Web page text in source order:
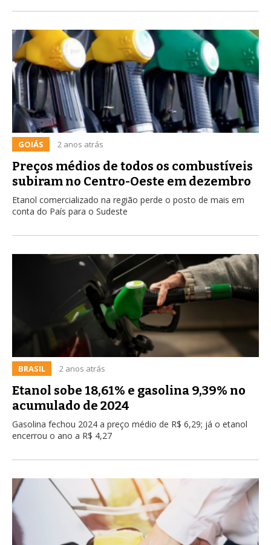
GOIÁS 2 anos atrás
Preços médios de todos os combustíveis
subiram no Centro-Oeste em dezembro
Etanol comercializado na região perde o posto de mais em
conta do País para o Sudeste
BRASIL 2 anos atrás
Etanol sobe 18,61% e gasolina 9,39% no
acumulado de 2024
Gasolina fechou 2024 a preço médio de R$ 6,29; já o etanol
encerrou o ano a R$ 4,27